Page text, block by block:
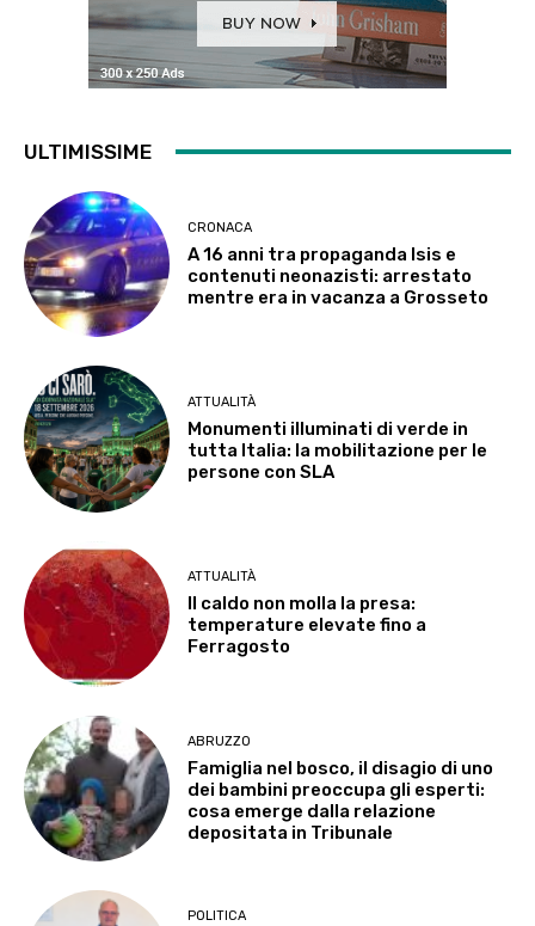
ULTIMISSIME
CRONACA
A 16 anni tra propaganda Isis e
contenuti neonazisti: arrestato
mentre era in vacanza a Grosseto
ATTUALITÀ
Monumenti illuminati di verde in
tutta Italia: la mobilitazione per le
persone con SLA
ATTUALITÀ
Il caldo non molla la presa:
temperature elevate fino a
Ferragosto
ABRUZZO
Famiglia nel bosco, il disagio di uno
dei bambini preoccupa gli esperti:
cosa emerge dalla relazione
depositata in Tribunale
POLITICA